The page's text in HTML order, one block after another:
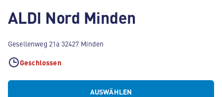
ALDI Nord Minden
Gesellenweg 21a 32427 Minden
Geschlossen
AUSWÄHLEN